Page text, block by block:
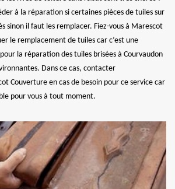
à la réparation si certaines pièces de tuiles sur
sinon il faut les remplacer. Fiez-vous à Marescot
le remplacement de tuiles car c’est une
la réparation des tuiles brisées à Courvaudon
Dans ce cas, contacter
Couverture en cas de besoin pour ce service car
pour vous à tout moment.